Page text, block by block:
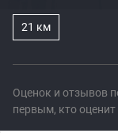
Оценок и отзывов
первым, кто
21 км